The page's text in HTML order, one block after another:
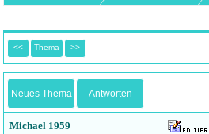
<< Thema >>
Neues Thema Antworten
Michael 1959